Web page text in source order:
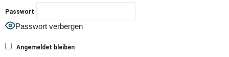
Passwort
Passwort verbergen
Angemeldet bleiben